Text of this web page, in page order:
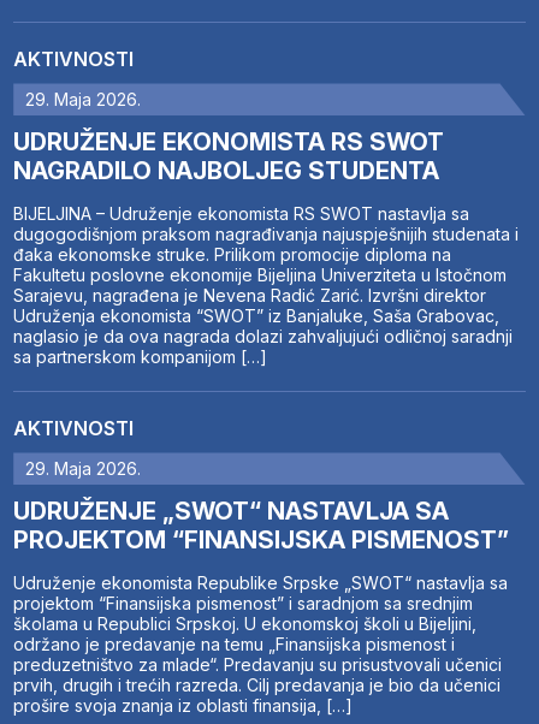
AKTIVNOSTI
29. Maja 2026.
UDRUŽENJE EKONOMISTA RS SWOT
NAGRADILO NAJBOLJEG STUDENTA
BIJELJINA – Udruženje ekonomista RS SWOT nastavlja sa
dugogodišnjom praksom nagrađivanja najuspješnijih studenata i
đaka ekonomske struke. Prilikom promocije diploma na
Fakultetu poslovne ekonomije Bijeljina Univerziteta u Istočnom
Sarajevu, nagrađena je Nevena Radić Zarić. Izvršni direktor
Udruženja ekonomista “SWOT” iz Banjaluke, Saša Grabovac,
naglasio je da ova nagrada dolazi zahvaljujući odličnoj saradnji
sa partnerskom kompanijom […]
AKTIVNOSTI
29. Maja 2026.
UDRUŽENJE „SWOT“ NASTAVLJA SA
PROJEKTOM “FINANSIJSKA PISMENOST”
Udruženje ekonomista Republike Srpske „SWOT“ nastavlja sa
projektom “Finansijska pismenost” i saradnjom sa srednjim
školama u Republici Srpskoj. U ekonomskoj školi u Bijeljini,
održano je predavanje na temu „Finansijska pismenost i
preduzetništvo za mlade“. Predavanju su prisustvovali učenici
prvih, drugih i trećih razreda. Cilj predavanja je bio da učenici
prošire svoja znanja iz oblasti finansija, […]